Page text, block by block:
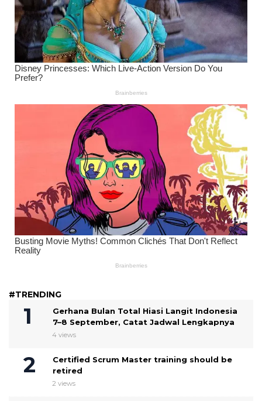
#TRENDING
Gerhana Bulan Total Hiasi Langit Indonesia
7–8 September, Catat Jadwal Lengkapnya
4 views
Certified Scrum Master training should be
retired
2 views